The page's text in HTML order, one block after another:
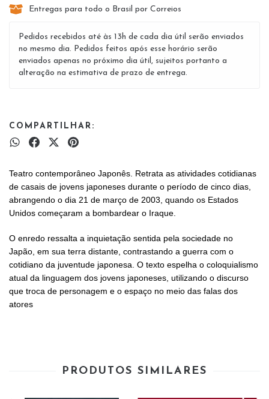
Entregas para todo o Brasil por Correios
Pedidos recebidos até às 13h de cada dia útil serão enviados
no mesmo dia. Pedidos feitos após esse horário serão
enviados apenas no próximo dia útil, sujeitos portanto a
alteração na estimativa de prazo de entrega.
COMPARTILHAR:
Teatro contemporâneo Japonês. Retrata as atividades cotidianas
de casais de jovens japoneses durante o período de cinco dias,
abrangendo o dia 21 de março de 2003, quando os Estados
Unidos começaram a bombardear o Iraque.
O enredo ressalta a inquietação sentida pela sociedade no
Japão, em sua terra distante, contrastando a guerra com o
cotidiano da juventude japonesa. O texto espelha o coloquialismo
atual da linguagem dos jovens japoneses, utilizando o discurso
que troca de personagem e o espaço no meio das falas dos
atores
PRODUTOS SIMILARES